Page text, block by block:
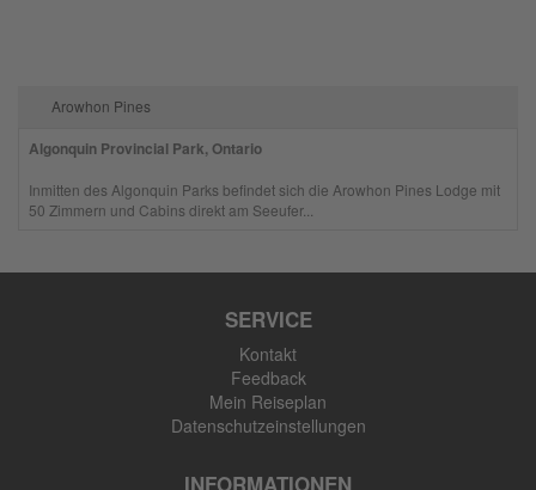
Arowhon Pines
Algonquin Provincial Park, Ontario
Inmitten des Algonquin Parks befindet sich die Arowhon Pines Lodge mit
50 Zimmern und Cabins direkt am Seeufer...
SERVICE
Kontakt
Feedback
Mein Reiseplan
Datenschutzeinstellungen
INFORMATIONEN